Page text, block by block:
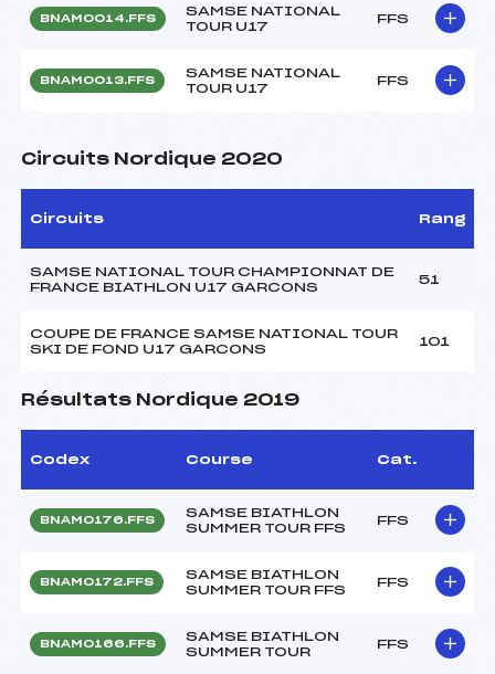
BNAM0014.FFS
SAMSE NATIONAL
TOUR U17
FFS
BNAM0013.FFS
SAMSE NATIONAL
TOUR U17
FFS
Circuits Nordique 2020
Circuits Rang
SAMSE NATIONAL TOUR CHAMPIONNAT DE
FRANCE BIATHLON U17 GARCONS
51
COUPE DE FRANCE SAMSE NATIONAL TOUR
SKI DE FOND U17 GARCONS
101
Résultats Nordique 2019
Codex Course Cat.
BNAM0176.FFS
SAMSE BIATHLON
SUMMER TOUR FFS
FFS
BNAM0172.FFS
SAMSE BIATHLON
SUMMER TOUR FFS
FFS
BNAM0166.FFS
SAMSE BIATHLON
SUMMER TOUR
FFS